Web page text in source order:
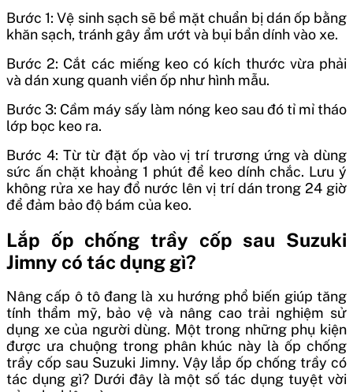
Bước 1: Vệ sinh sạch sẽ bề mặt chuẩn bị dán ốp bằng
khăn sạch, tránh gây ẩm ướt và bụi bẩn dính vào xe.
Bước 2: Cắt các miếng keo có kích thước vừa phải
và dán xung quanh viền ốp như hình mẫu.
Bước 3: Cầm máy sấy làm nóng keo sau đó tỉ mỉ tháo
lớp bọc keo ra.
Bước 4: Từ từ đặt ốp vào vị trí trương ứng và dùng
sức ấn chặt khoảng 1 phút để keo dính chắc. Lưu ý
không rửa xe hay đổ nước lên vị trí dán trong 24 giờ
để đảm bảo độ bám của keo.
Lắp ốp chống trầy cốp sau Suzuki
Jimny có tác dụng gì?
Nâng cấp ô tô đang là xu hướng phổ biến giúp tăng
tính thẩm mỹ, bảo vệ và nâng cao trải nghiệm sử
dụng xe của người dùng. Một trong những phụ kiện
được ưa chuộng trong phân khúc này là ốp chống
trầy cốp sau Suzuki Jimny. Vậy lắp ốp chống trầy có
tác dụng gì? Dưới đây là một số tác dụng tuyệt vời